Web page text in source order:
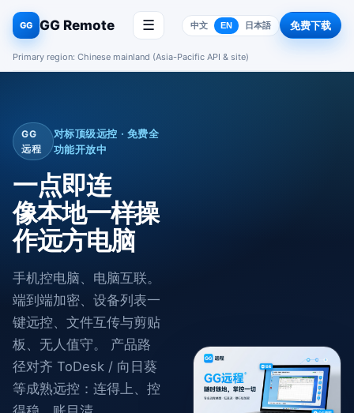
GG GG Remote ☰ 中文 EN 日本語 免费下载
Primary region: Chinese mainland (Asia-Pacific API & site)
GG
远程
对标顶级远控 · 免费全
功能开放中
一点即连
像本地一样操
作远方电脑
手机控电脑、电脑互联。
端到端加密、设备列表一
键远控、文件互传与剪贴
板、无人值守。 产品路
径对齐 ToDesk / 向日葵
等成熟远控：连得上、控